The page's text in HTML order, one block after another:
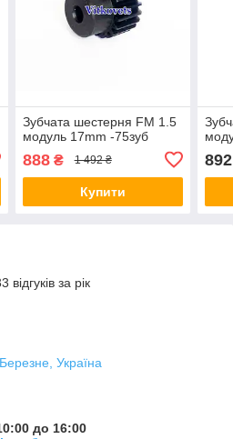
Зубчата шестерня FM 1.5
модуль 17mm -75зуб
888₴ 1 492 ₴
Купити
892
за рік
Україна
до 16:00